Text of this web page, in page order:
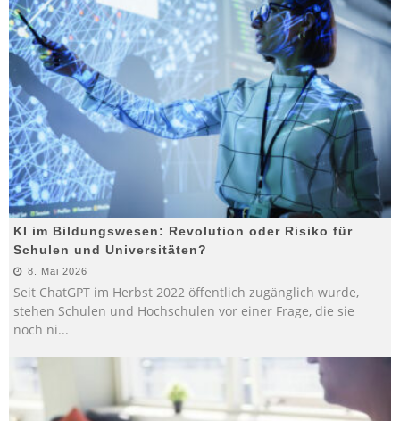
KI im Bildungswesen: Revolution oder Risiko für
Schulen und Universitäten?
8. Mai 2026
Seit ChatGPT im Herbst 2022 öffentlich zugänglich wurde,
stehen Schulen und Hochschulen vor einer Frage, die sie
noch ni...